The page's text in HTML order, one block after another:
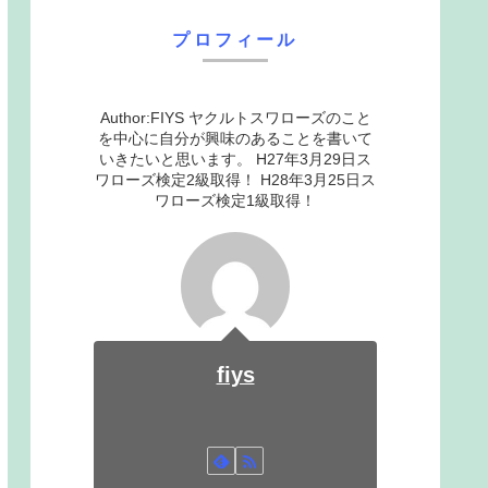
プロフィール
Author:FIYS ヤクルトスワローズのこと
を中心に自分が興味のあることを書いて
いきたいと思います。 H27年3月29日ス
ワローズ検定2級取得！ H28年3月25日ス
ワローズ検定1級取得！
fiys